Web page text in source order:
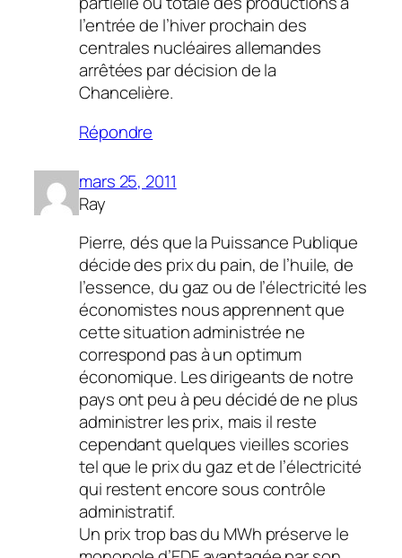
l’entrée de l’hiver prochain des
centrales nucléaires allemandes
arrêtées par décision de la
Chancelière.
Répondre
mars 25, 2011
Ray
Pierre, dés que la Puissance Publique
décide des prix du pain, de l’huile, de
l’essence, du gaz ou de l’électricité les
économistes nous apprennent que
cette situation administrée ne
correspond pas à un optimum
économique. Les dirigeants de notre
pays ont peu à peu décidé de ne plus
administrer les prix, mais il reste
cependant quelques vieilles scories
tel que le prix du gaz et de l’électricité
qui restent encore sous contrôle
administratif.
Un prix trop bas du MWh préserve le